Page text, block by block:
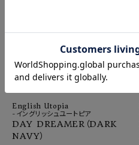
English Utopia
-イングリッシュユートピア
DAY DREAMER（DARK
NAVY）